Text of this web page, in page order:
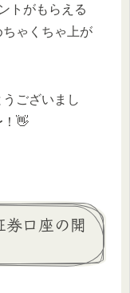
トがもらえる
ゃくちゃ上が
ございまし
！👋
口座の開